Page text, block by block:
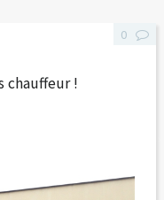
chauffeur !
0